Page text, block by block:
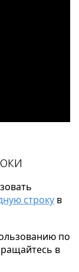
строку в
по
в